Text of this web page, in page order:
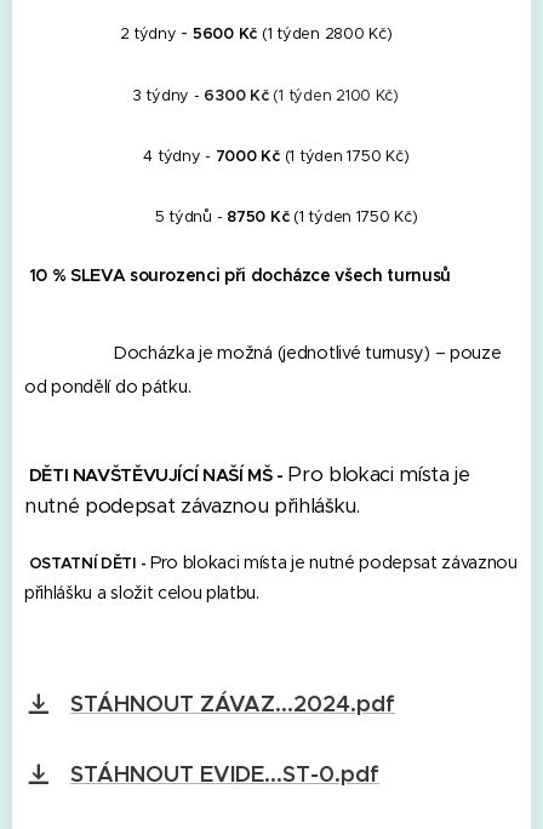
2 týdny - 5600 Kč (1 týden 2800 Kč)
3 týdny - 6300 Kč (1 týden 2100 Kč)
4 týdny - 7000 Kč (1 týden 1750 Kč)
5 týdnů - 8750 Kč(1 týden 1750 Kč)
10 % SLEVA sourozenci při docházce všech turnusů
Docházka je možná (jednotlivé turnusy) – pouze
od pondělí do pátku.
DĚTI NAVŠTĚVUJÍCÍ NAŠÍ MŠ - Pro blokaci místa je
nutné podepsat závaznou přihlášku.
OSTATNÍ DĚTI - Pro blokaci místa je nutné podepsat závaznou
přihlášku a složit celou platbu.
STÁHNOUT ZÁVAZ...2024.pdf
STÁHNOUT EVIDE...ST-0.pdf